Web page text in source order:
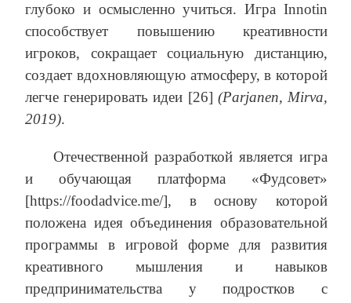
глубоко и осмысленно учиться. Игра Innotin
способствует повышению креативности
игроков, сокращает социальную дистанцию,
создает вдохновляющую атмосферу, в которой
легче генерировать идеи [26] (Parjanen, Mirva,
2019).
Отечественной разработкой является игра
и обучающая платформа «Фудсовет»
[https://foodadvice.me/], в основу которой
положена идея объединения образовательной
программы в игровой форме для развития
креативного мышления и навыков
предпринимательства у подростков с